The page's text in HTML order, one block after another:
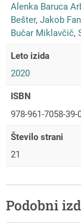
Alenka Baruca
Bešter, Jakob
Bučar Miklavčič,
Leto izida
2020
ISBN
978-961-7058-39-
Število strani
21
Podobni